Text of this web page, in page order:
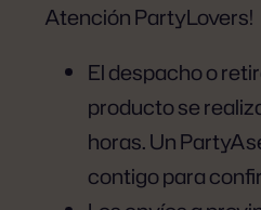
Atención PartyLovers!
El despacho o
producto se
horas. Un
contigo para